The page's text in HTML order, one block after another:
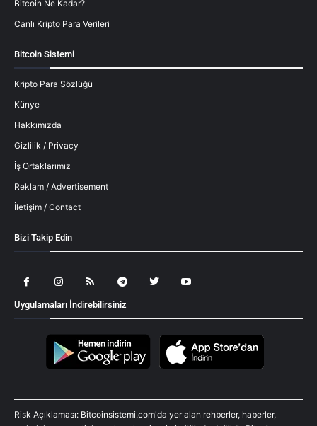
Bitcoin Ne Kadar?
Canlı Kripto Para Verileri
Bitcoin Sistemi
Kripto Para Sözlüğü
Künye
Hakkımızda
Gizlilik / Privacy
İş Ortaklarımız
Reklam / Advertisement
İletişim / Contact
Bizi Takip Edin
Uygulamaları İndirebilirsiniz
Risk Açıklaması: Bitcoinsistemi.com'da yer alan rehberler, haberler,